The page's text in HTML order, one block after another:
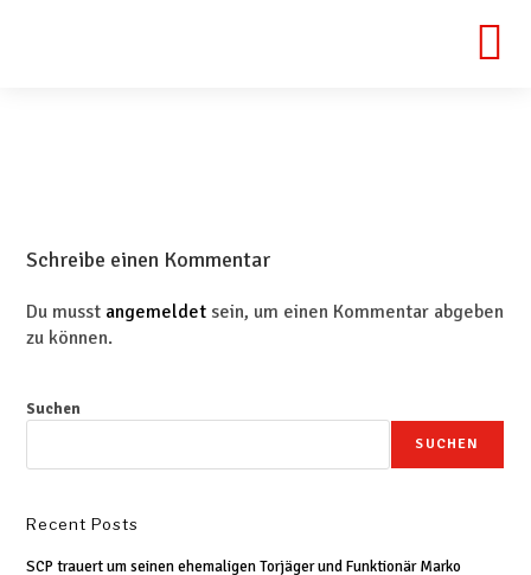
Schreibe einen Kommentar
Du musst angemeldet sein, um einen Kommentar abgeben
zu können.
Suchen
SUCHEN
Recent Posts
SCP trauert um seinen ehemaligen Torjäger und Funktionär Marko